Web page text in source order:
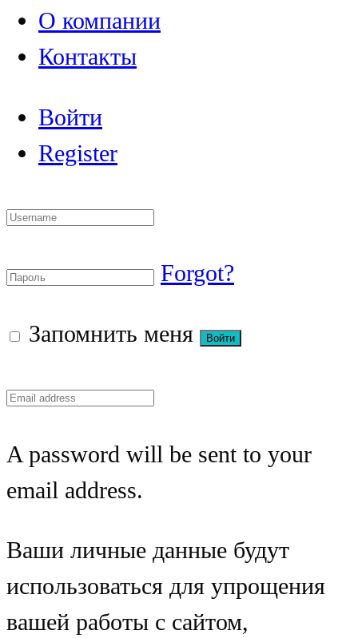
О компании
Контакты
Войти
Register
Forgot?
Запомнить меня
A password will be sent to your
email address.
Ваши личные данные будут
использоваться для упрощения
вашей работы с сайтом,